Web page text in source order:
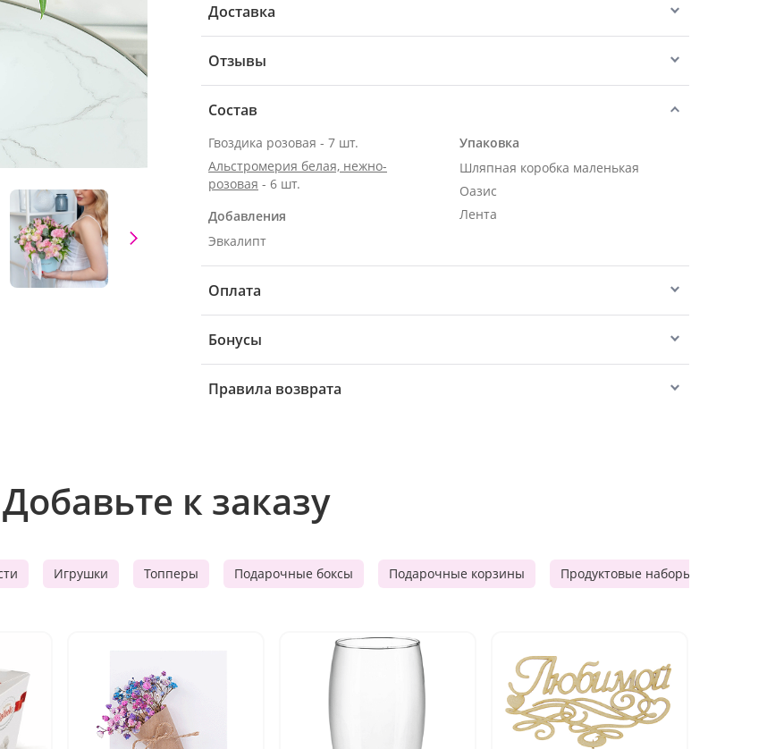
Доставка
Отзывы
Состав
Гвоздика розовая - 7 шт.
Альстромерия белая, нежно-
розовая - 6 шт.
Добавления
Эвкалипт
Упаковка
Шляпная коробка маленькая
Оазис
Лента
Оплата
Бонусы
Правила возврата
Добавьте к заказу
Игрушки Топперы Подарочные боксы Подарочные корзины Продуктовые наборы